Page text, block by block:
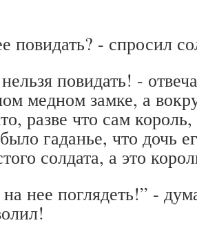
повидать? - спросил
повидать! -
медном замке, а
разве что сам
гаданье, что дочь
солдата, а это
нее поглядеть!” -